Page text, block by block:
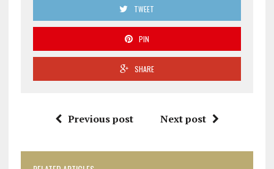
TWEET
PIN
SHARE
Previous post Next post